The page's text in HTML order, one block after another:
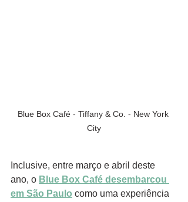
Blue Box Café - Tiffany & Co. - New York
City
Inclusive, entre março e abril deste
ano, o Blue Box Café desembarcou
em São Paulo como uma experiência